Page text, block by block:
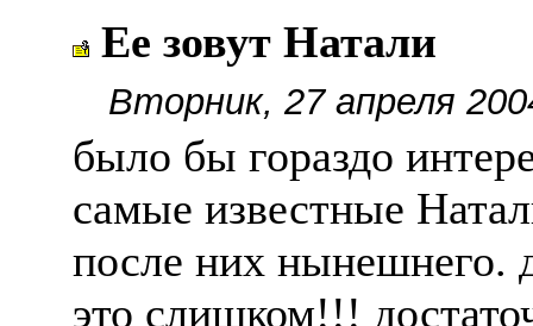
Ее зовут Натали
Вторник, 27 апреля
было бы гораздо
самые известные
после них нынешнего.
это слишком!!!